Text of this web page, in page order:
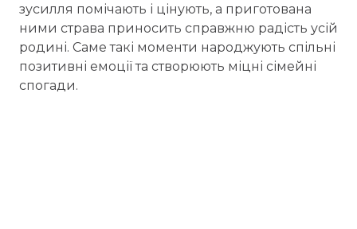
зусилля помічають і цінують, а приготована
ними страва приносить справжню радість усій
родині. Саме такі моменти народжують спільні
позитивні емоції та створюють міцні сімейні
спогади.